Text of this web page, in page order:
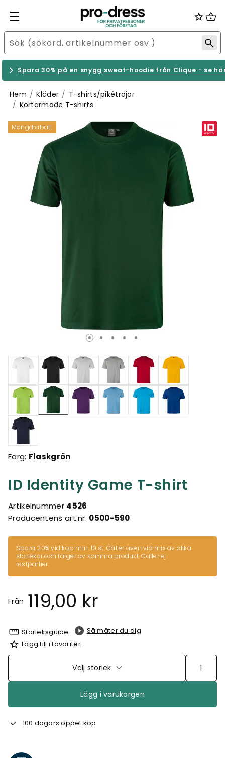
Spara 30% på en snygg sweat-hoodie från Clique - se
Hem Kläder
T-shirts/pikétröjor
Kortärmade T-shirts
Mängdrabatt
ID Identity Game T-shirt
Artikelnummer 4526
Producentens art.nr. 0500-590
Spara 20% vid köp min. 10 st. Gäller även vid mix av olika
storlekar och färger av samma produkt. Gäller ej
restpartier.
Från 119,00 kr
Valda
Färg: Flaskgrön
Storleksguide
Så mäter du dig
Lägg till i favoriter
Välj storlek
Lägg i varukorgen
100 dagars öppet köp